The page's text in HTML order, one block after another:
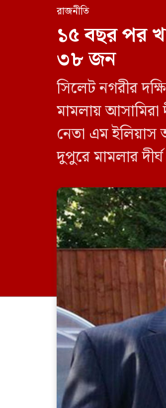
রাজনীতি
১৫ বছর পর
৩৮ জন
সিলেট নগরীর
মামলায় আসামিরা
নেতা এম
দুপুরে মামলার